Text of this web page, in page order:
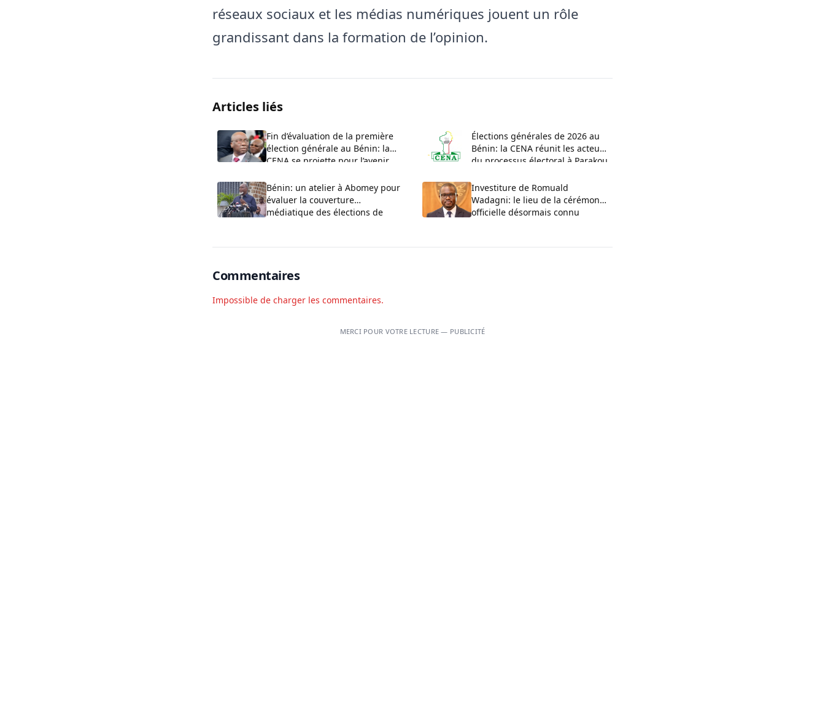
réseaux sociaux et les médias numériques jouent un rôle
grandissant dans la formation de l’opinion.
Articles liés
Fin d’évaluation de la première
élection générale au Bénin: la
CENA se projette pour l’avenir
Élections générales de 2026 au
Bénin: la CENA réunit les acteurs
du processus électoral à Parakou
d’évaluation
Bénin: un atelier à Abomey pour
évaluer la couverture
médiatique des élections de
Investiture de Romuald
Wadagni: le lieu de la cérémonie
officielle désormais connu
Commentaires
Impossible de charger les commentaires.
MERCI POUR VOTRE LECTURE — PUBLICITÉ